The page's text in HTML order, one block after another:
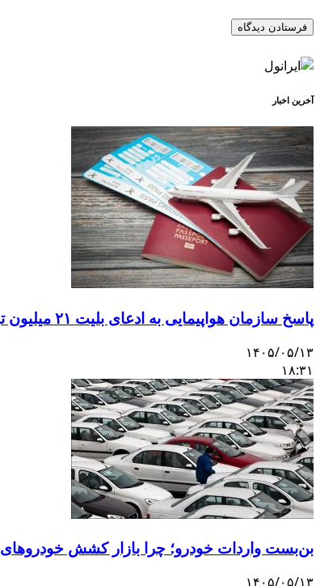
آخرین اخبار
پاسخ سازمان هواپیمایی به ادعای بلیت ۲۱ میلیون تومانی تهران–اصفهان
۱۴۰۵/۰۵/۱۳
۱۸:۳۱
بن‌بست واردات خودرو؛ چرا بازار کشش خودروهای ۱۰ میلیاردی را ندارد؟
۱۴۰۵/۰۵/۱۳